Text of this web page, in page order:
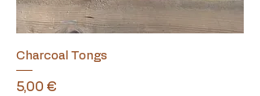
Charcoal Tongs
Τιμή
5,00 €